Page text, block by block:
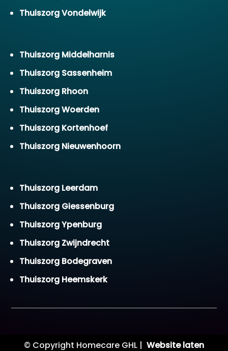
Thuiszorg Vondelwijk
Thuiszorg Middelharnis
Thuiszorg Sassenheim
Thuiszorg Rhoon
Thuiszorg Woerden
Thuiszorg Kortenhoef
Thuiszorg Nieuwenhoorn
Thuiszorg Leerdam
Thuiszorg Giessenburg
Thuiszorg Ypenburg
Thuiszorg Zwijndrecht
Thuiszorg Bodegraven
Thuiszorg Heemskerk
© Copyright Homecare GHL | Website laten